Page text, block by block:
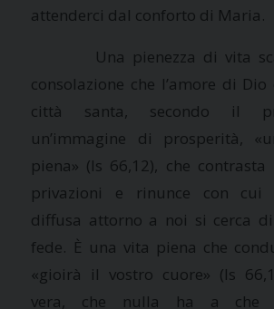
attenderci dal conforto di Maria.
Una pienezza di vita
consolazione che l’amore di
città santa, secondo il
un’immagine di prosperità,
piena» (Is 66,12), che contrasta
privazioni e rinunce con cui
diffusa attorno a noi si cerca
fede. È una vita piena che
«gioirà il vostro cuore» (Is
vera, che nulla ha a che